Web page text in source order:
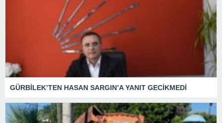
GÜRBİLEK’TEN HASAN SARGIN’A YANIT GECİKMEDİ